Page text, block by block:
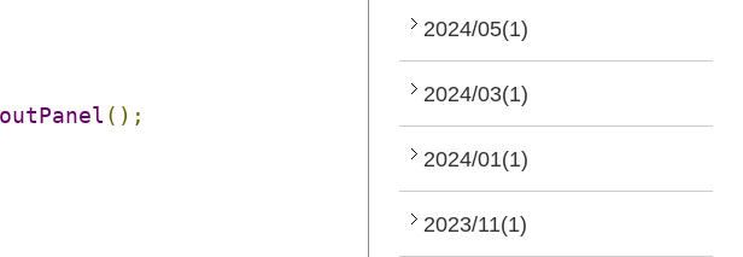
();
2024/05(1)
2024/03(1)
2024/01(1)
2023/11(1)